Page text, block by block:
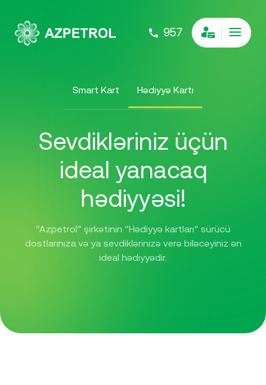
957
Smart Kart Hədiyyə Kartı
Sevdikləriniz üçün
ideal yanacaq
hədiyyəsi!
“Azpetrol” şirkətinin “Hədiyyə kartları” sürücü
dostlarınıza və ya sevdiklərinizə verə biləcəyiniz ən
ideal hədiyyədir.